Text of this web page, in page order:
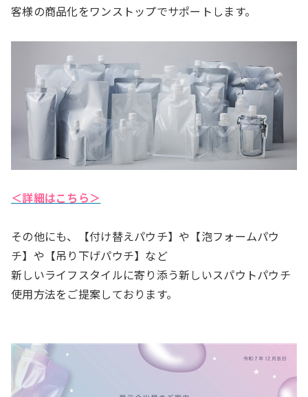
客様の商品化をワンストップでサポートします。
＜詳細はこちら＞
その他にも、【付け替えパウチ】や【泡フォームパウ
チ】や【吊り下げパウチ】など
新しいライフスタイルに寄り添う新しいスパウトパウチ
使用方法をご提案しております。